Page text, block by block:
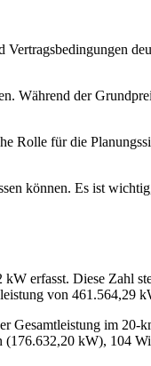
Während der
Rolle für die
können. Es ist
erfasst. Diese Zahl
von 461.564,29
Gesamtleistung im
kW), 104